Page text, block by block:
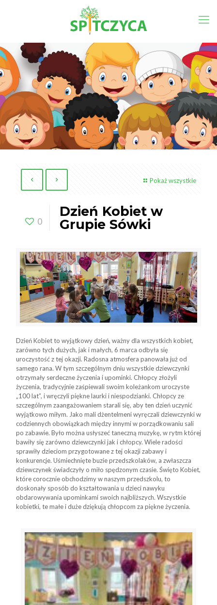
Pokaż wszystkie
0
Dzień Kobiet w
Grupie Sówki
Dzień Kobiet to wyjątkowy dzień, ważny dla wszystkich kobiet,
zarówno tych dużych, jak i małych, 6 marca odbyła się
uroczystość z tej okazji. Radosna atmosfera panowała już od
samego rana. W tym szczególnym dniu wszystkie dziewczynki
otrzymały serdeczne życzenia i upominki. Chłopcy złożyli
życzenia, tradycyjnie zaśpiewali swoim koleżankom uroczyste
„100 lat”, i wręczyli piękne laurki i niespodzianki. Chłopcy ze
szczególnym zaangażowaniem starali się, aby ten dzień uczynić
wyjątkowo miłym. Jako mali dżentelmeni wyręczali dziewczynki w
codziennych obowiązkach między innymi w porządkowaniu sali
po zabawie. Było można usłyszeć taneczną muzykę, w rytm której
bawiły się zarówno dziewczynki jak i chłopcy. Wiele radości
sprawiły dzieciom przygotowane z tej okazji zabawy i
konkurencje. Uśmiechnięte buzie przedszkolaków, a zwłaszcza
dziewczynek świadczyły o miło spędzonym czasie. Święto Kobiet,
które corocznie obchodzimy w naszym przedszkolu, to
doskonały sposób do kształtowania u dzieci nawyku
obdarowywania upominkami swoich najbliższych. Wszystkie
kobietki, te małe i duże dziękują chłopcom za piękne życzenia.